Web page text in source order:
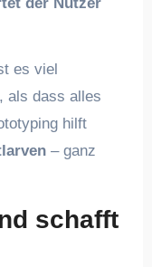
es viel
als dass alles
hilft
– ganz
schafft